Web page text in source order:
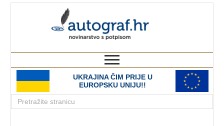
UKRAJINA ČIM PRIJE U
EUROPSKU UNIJU!!